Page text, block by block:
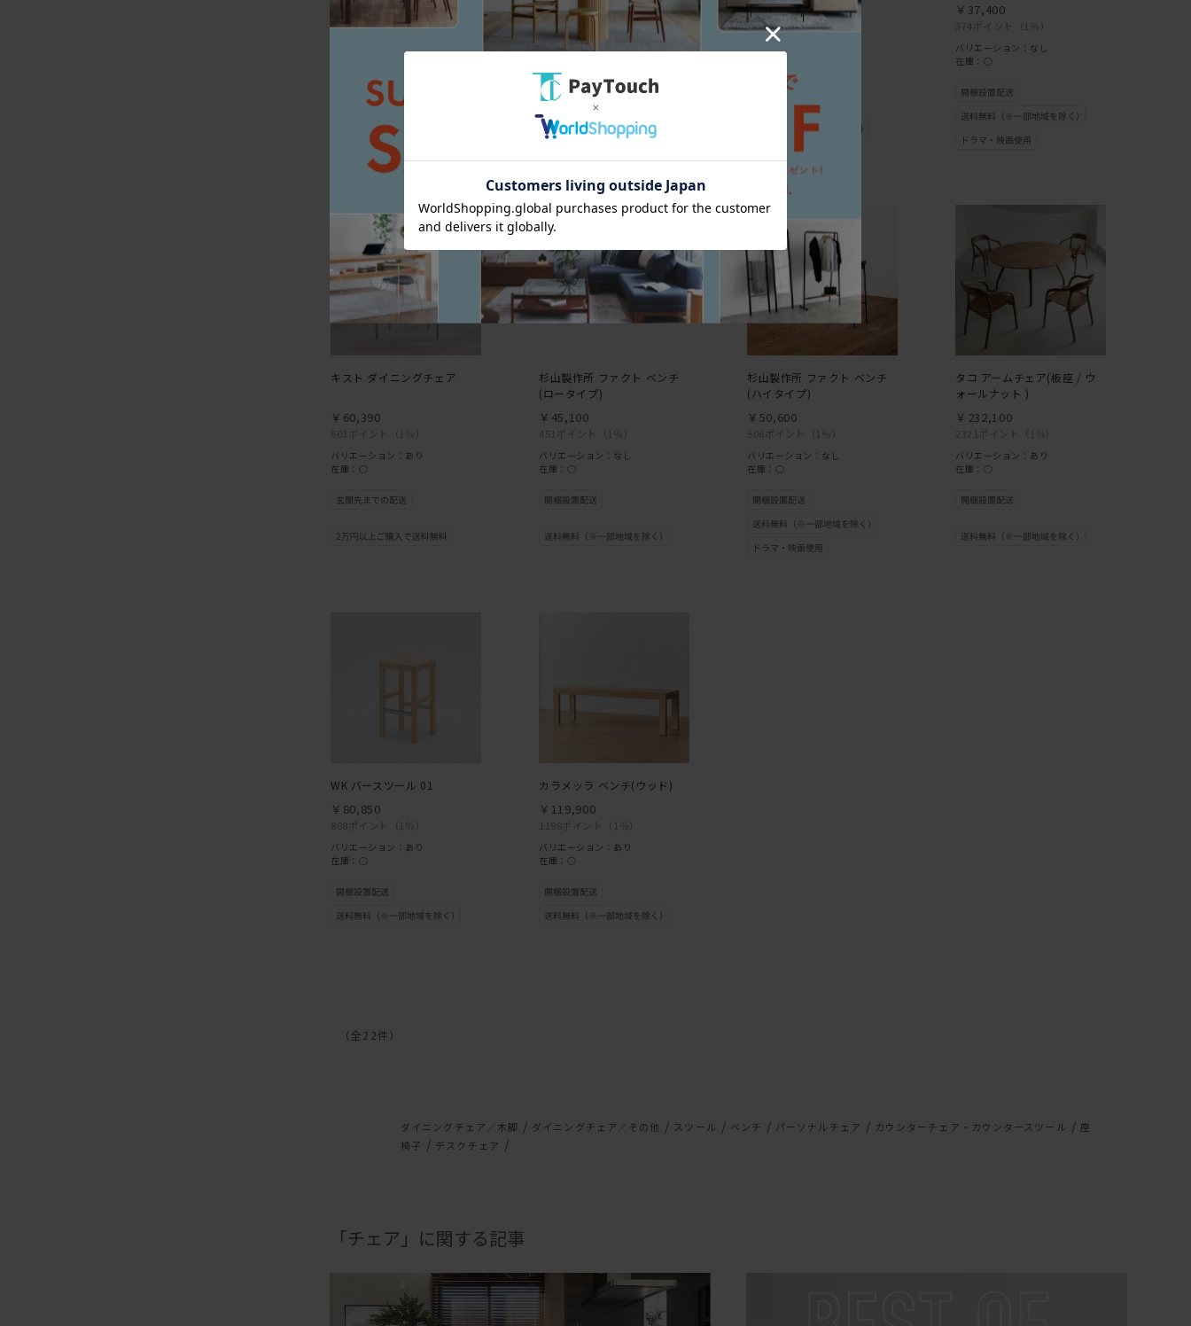
869ポイント（1％） （1％）
￥93,500
バリエーション：あり
108ポイント（1％）
￥10,890
374ポイント （1％）
￥37,400
バリエーション：なし
在庫：○
キスト ダイニングチェア
603ポイント （1％）
￥60,390
バリエーション：あり
在庫：○
杉山製作所 ファクト ベンチ
(ロータイプ)
451ポイント （1％）
￥45,100
バリエーション：なし
在庫：○
杉山製作所 ファクト ベンチ
(ハイタイプ)
506ポイント （1％）
￥50,600
バリエーション：なし
在庫：○
タコ アームチェア(板座 / ウ
ォールナット )
2321ポイント （1％）
￥232,100
バリエーション：あり
在庫：○
WK バースツール 01
808ポイント （1％）
￥80,850
バリエーション：あり
在庫：○
カラメッラ ベンチ(ウッド)
1199ポイント （1％）
￥119,900
バリエーション：あり
在庫：○
（全22件）
ダイニングチェア／木脚 / ダイニングチェア／その他 / スツール / ベンチ / パーソナルチェア / カウンターチェア・カウンタースツール / 座
椅子 / デスクチェア /
「チェア」に関する記事